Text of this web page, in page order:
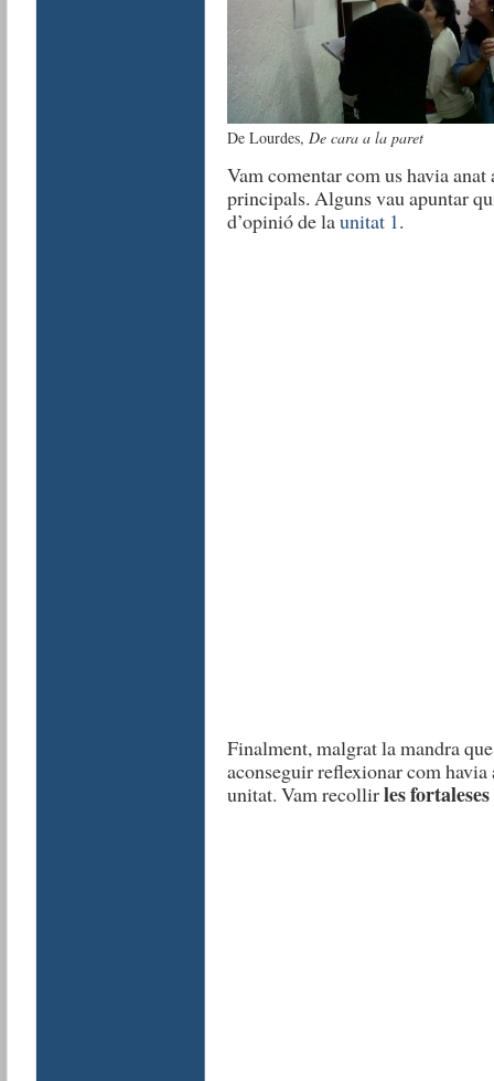
De Lourdes, De cara a la paret
Vam comentar com us havia
principals. Alguns vau apuntar
d’opinió de launitat 1.
Finalment, malgrat la mandra
aconseguir reflexionar com
unitat. Vam recollirles